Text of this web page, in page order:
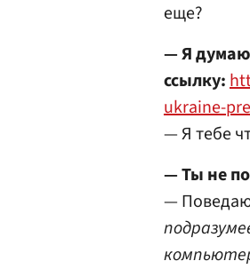
еще?
— Я
ссылку:
ukraine-
— Я тебе
— Ты не
—